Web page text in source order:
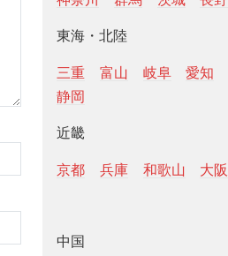
東海・北陸
三重 富山 岐阜 愛知
静岡
近畿
京都 兵庫 和歌山 大阪
中国